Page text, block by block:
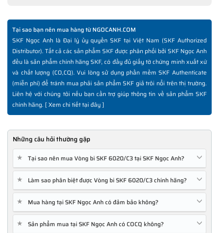
Tại sao bạn nên mua hàng từ NGOCANH.COM
SKF Ngọc Anh là Đại lý ủy quyền SKF tại Việt Nam (SKF Authorized
Distributor). Tất cả các sản phẩm SKF được phân phối bởi SKF Ngọc Anh
đều là sản phẩm chính hãng SKF, có đầy đủ giấy tờ chứng minh xuất xứ
và chất lượng (CO,CQ). Vui lòng sử dụng phần mềm SKF Authenticate
(miễn phí) để tránh mua phải sản phẩm SKF giả trôi nổi trên thị trường.
Liên hệ với chúng tôi nếu bạn cần trợ giúp thông tin về sản phẩm SKF
chính hãng. [Xem chi tiết tại đây]
Những câu hỏi thường gặp
★ Tại sao nên mua Vòng bi SKF 6020/C3 tại SKF Ngọc Anh?
★ Làm sao phân biệt được Vòng bi SKF 6020/C3 chính hãng?
★ Mua hàng tại SKF Ngọc Anh có đảm bảo không?
★ Sản phẩm mua tại SKF Ngọc Anh có COCQ không?